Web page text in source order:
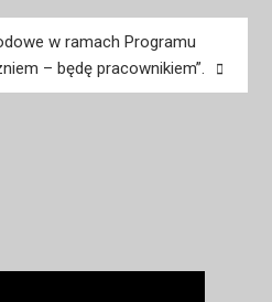
w ramach Programu
– będę pracownikiem”.